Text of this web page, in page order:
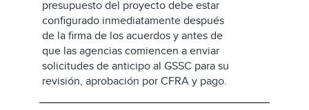
presupuesto del proyecto debe estar
configurado inmediatamente después
de la firma de los acuerdos y antes de
que las agencias comiencen a enviar
solicitudes de anticipo al GSSC para su
revisión, aprobación por CFRA y pago.